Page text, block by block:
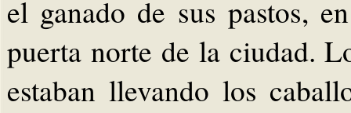
el ganado de sus pastos,
puerta norte de la ciudad.
estaban llevando los